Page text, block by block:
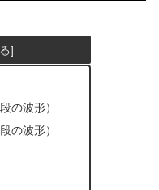
の波形）
の波形）